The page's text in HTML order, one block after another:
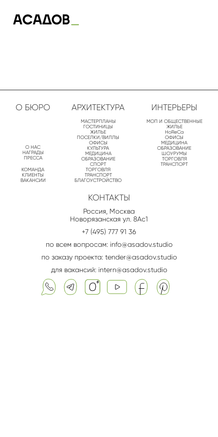
О БЮРО
О НАС
НАГРАДЫ
ПРЕССА
КОМАНДА
КЛИЕНТЫ
ВАКАНСИИ
АРХИТЕКТУРА
МАСТЕРПЛАНЫ
ГОСТИНИЦЫ
ЖИЛЬЕ
ПОСЕЛКИ/ВИЛЛЫ
ОФИСЫ
КУЛЬТУРА
МЕДИЦИНА
ОБРАЗОВАНИЕ
СПОРТ
ТОРГОВЛЯ
ТРАНСПОРТ
БЛАГОУСТРОЙСТВО
ИНТЕРЬЕРЫ
МОП И ОБЩЕСТВЕННЫЕ
ЖИЛЬЕ
HoReCa
ОФИСЫ
МЕДИЦИНА
ОБРАЗОВАНИЕ
ШОУРУМЫ
ТОРГОВЛЯ
ТРАНСПОРТ
КОНТАКТЫ
Россия, Москва
Новорязанская ул. 8Aс1
+7 (495) 777 91 36
по всем вопросам: info@asadov.studio
по заказу проекта: tender@asadov.studio
для вакансий: intern@asadov.studio